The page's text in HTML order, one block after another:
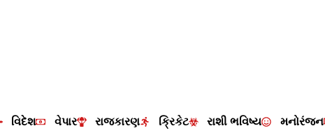
વિદેશ વેપાર રાજકારણ ક્રિકેટ રાશી ભવિષ્ય મનોરંજન